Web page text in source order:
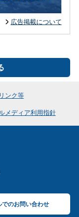
広告掲載について
ンク等
メディア利用指針
でのお問い合わせ